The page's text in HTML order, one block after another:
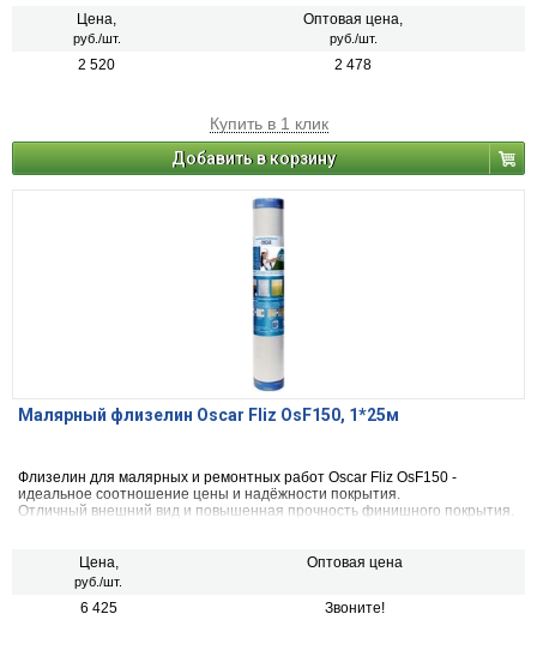
потолков под последующую покраску.
Цена,
руб./шт.
Оптовая цена,
руб./шт.
2 520 2 478
Купить в 1 клик
Добавить в корзину
Малярный флизелин Oscar Fliz OsF150, 1*25м
Флизелин для малярных и ремонтных работ Oscar Fliz OsF150 -
идеальное соотношение цены и надёжности покрытия.
Отличный внешний вид и повышенная прочность финишного покрытия.
Цена,
руб./шт.
Оптовая цена
6 425 Звоните!